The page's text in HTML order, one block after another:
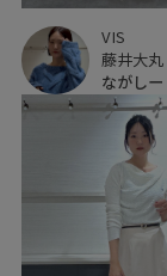
VIS
藤井大丸
ながしー